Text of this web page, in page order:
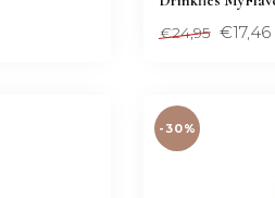
€24,95 €17,46
-30%